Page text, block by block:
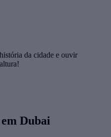
da cidade e ouvir
Dubai